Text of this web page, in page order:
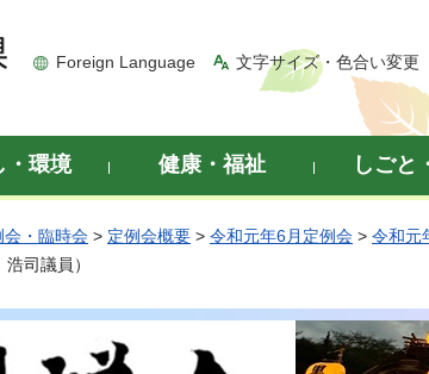
Foreign Language 文字サイズ・色合い変更
・環境 健康・福祉 しごと
会・臨時会 > 定例会概要 > 令和元年6月定例会 > 令和元
司議員）